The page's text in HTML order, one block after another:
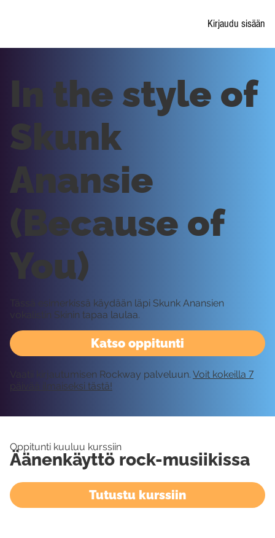
Kirjaudu sisään
Katso oppitunti
In the style of
Skunk
Anansie
(Because of
You)
Tässä esimerkissä käydään läpi Skunk Anansien
vokalistin Skinin tapaa laulaa.
Vaatii kirjautumisen Rockway palveluun. Voit kokeilla 7
päivää ilmaiseksi tästä!
Oppitunti kuuluu kurssiin
Äänenkäyttö rock-musiikissa
Tutustu kurssiin